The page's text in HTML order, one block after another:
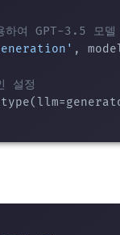
여 GPT-3.5 모델
,
설정